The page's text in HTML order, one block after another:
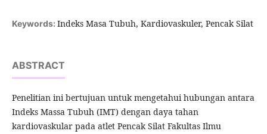
Keywords: Indeks Masa Tubuh, Kardiovaskuler, Pencak Silat
ABSTRACT
Penelitian ini bertujuan untuk mengetahui hubungan antara
Indeks Massa Tubuh (IMT) dengan daya tahan
kardiovaskular pada atlet Pencak Silat Fakultas Ilmu